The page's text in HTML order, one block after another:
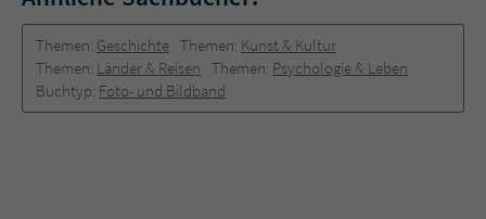
Themen: Geschichte Themen: Kunst & Kultur
Themen: Länder & Reisen Themen: Psychologie & Leben
Buchtyp: Foto- und Bildband